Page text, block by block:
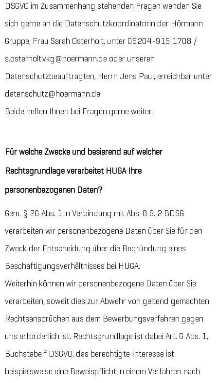
DSGVO im Zusammenhang stehenden Fragen wenden Sie
sich gerne an die Datenschutzkoordinatorin der Hörmann
Gruppe, Frau Sarah Osterholt, unter 05204-915 1708 /
s.osterholt.vkg@hoermann.de oder unseren
Datenschutzbeauftragten, Herrn Jens Paul, erreichbar unter
datenschutz@hoermann.de.
Beide helfen Ihnen bei Fragen gerne weiter.
Für welche Zwecke und basierend auf welcher
Rechtsgrundlage verarbeitet HUGA Ihre
personenbezogenen Daten?
Gem. § 26 Abs. 1 in Verbindung mit Abs. 8 S. 2 BDSG
verarbeiten wir personenbezogene Daten über Sie für den
Zweck der Entscheidung über die Begründung eines
Beschäftigungsverhältnisses bei HUGA.
Weiterhin können wir personenbezogene Daten über Sie
verarbeiten, soweit dies zur Abwehr von geltend gemachten
Rechtsansprüchen aus dem Bewerbungsverfahren gegen
uns erforderlich ist. Rechtsgrundlage ist dabei Art. 6 Abs. 1,
Buchstabe f DSGVO, das berechtigte Interesse ist
beispielsweise eine Beweispflicht in einem Verfahren nach